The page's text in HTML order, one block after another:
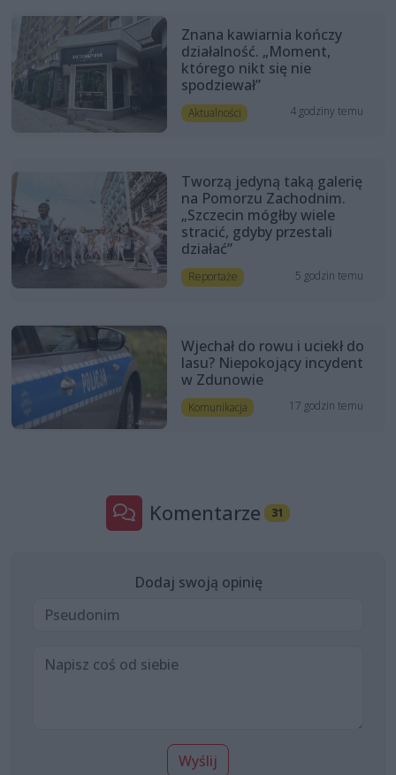
Znana kawiarnia kończy
działalność. „Moment,
którego nikt się nie
spodziewał”
Aktualności 4 godziny temu
Tworzą jedyną taką galerię
na Pomorzu Zachodnim.
„Szczecin mógłby wiele
stracić, gdyby przestali
działać”
Reportaże 5 godzin temu
Wjechał do rowu i uciekł do
lasu? Niepokojący incydent
w Zdunowie
Komunikacja 17 godzin temu
Komentarze 31
Dodaj swoją opinię
Wyślij